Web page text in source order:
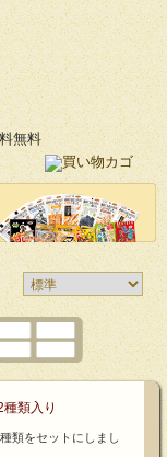
類入り
類をセットにしまし